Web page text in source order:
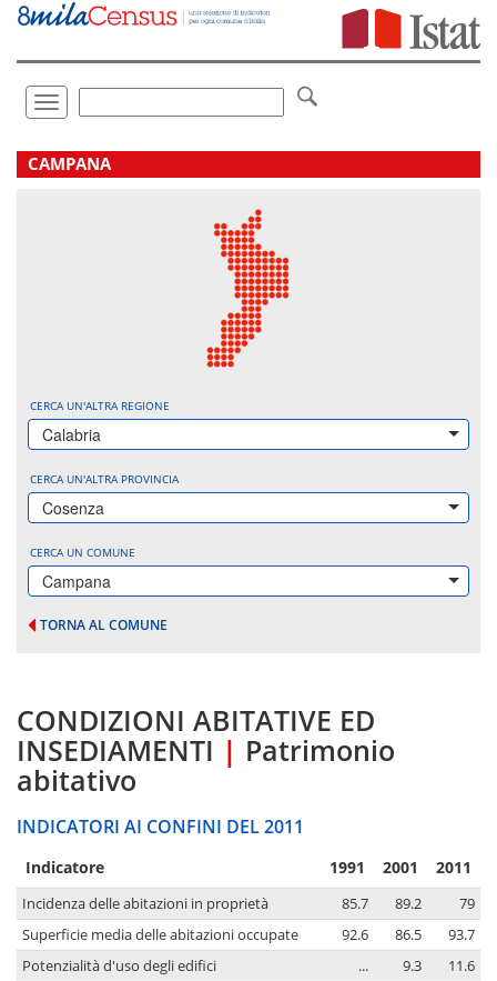
Vai
direttamente
Toggle
navigation
.
CAMPANA
CERCA UN'ALTRA REGIONE
Calabria
CERCA UN'ALTRA PROVINCIA
Cosenza
CERCA UN COMUNE
Campana
TORNA AL COMUNE
CONDIZIONI ABITATIVE ED
INSEDIAMENTI | Patrimonio
abitativo
INDICATORI AI CONFINI DEL 2011
Indicatore 1991 2001 2011
Incidenza delle abitazioni in proprietà 85.7 89.2
79
Superficie media delle abitazioni occupate
92.6 86.5
93.7
Potenzialità d'uso degli edifici
... 9.3
11.6